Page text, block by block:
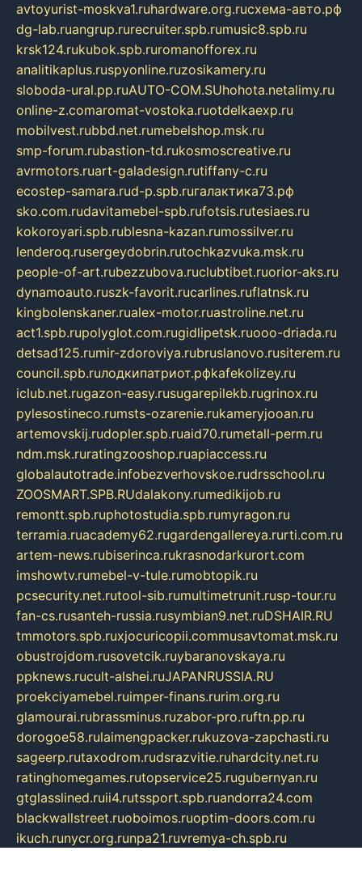
avtoyurist-moskva1.ruhardware.org.ruсхема-авто.рф
dg-lab.ruangrup.rurecruiter.spb.rumusic8.spb.ru
krsk124.rukubok.spb.ruromanofforex.ru
analitikaplus.ruspyonline.ruzosikamery.ru
sloboda-ural.pp.ruAUTO-COM.SUhohota.netalimy.ru
online-z.comaromat-vostoka.ruotdelkaexp.ru
mobilvest.rubbd.net.rumebelshop.msk.ru
smp-forum.rubastion-td.rukosmoscreative.ru
avrmotors.ruart-galadesign.rutiffany-c.ru
ecostep-samara.rud-p.spb.ruгалактика73.рф
sko.com.rudavitamebel-spb.rufotsis.rutesiaes.ru
kokoroyari.spb.rublesna-kazan.rumossilver.ru
lenderoq.rusergeydobrin.rutochkazvuka.msk.ru
people-of-art.rubezzubova.ruclubtibet.ruorior-aks.ru
dynamoauto.ruszk-favorit.rucarlines.ruflatnsk.ru
kingbolenskaner.rualex-motor.ruastroline.net.ru
act1.spb.rupolyglot.com.rugidlipetsk.ruooo-driada.ru
detsad125.rumir-zdoroviya.rubruslanovo.rusiterem.ru
council.spb.ruлодкипатриот.рфkafekolizey.ru
iclub.net.rugazon-easy.rusugarepilekb.rugrinox.ru
pylesostineco.rumsts-ozarenie.rukameryjooan.ru
artemovskij.rudopler.spb.ruaid70.rumetall-perm.ru
ndm.msk.ruratingzooshop.ruapiaccess.ru
globalautotrade.infobezverhovskoe.rudrsschool.ru
ZOOSMART.SPB.RUdalakony.rumedikijob.ru
remontt.spb.ruphotostudia.spb.rumyragon.ru
terramia.ruacademy62.rugardengallereya.rurti.com.ru
artem-news.rubiserinca.rukrasnodarkurort.com
imshowtv.rumebel-v-tule.rumobtopik.ru
pcsecurity.net.rutool-sib.rumultimetrunit.rusp-tour.ru
fan-cs.rusanteh-russia.rusymbian9.net.ruDSHAIR.RU
tmmotors.spb.ruxjocuricopii.commusavtomat.msk.ru
obustrojdom.rusovetcik.ruybaranovskaya.ru
ppknews.rucult-alshei.ruJAPANRUSSIA.RU
proekciyamebel.ruimper-finans.rurim.org.ru
glamourai.rubrassminus.ruzabor-pro.ruftn.pp.ru
dorogoe58.rulaimengpacker.rukuzova-zapchasti.ru
sageerp.rutaxodrom.rudsrazvitie.ruhardcity.net.ru
ratinghomegames.rutopservice25.rugubernyan.ru
gtglasslined.ruii4.rutssport.spb.ruandorra24.com
blackwallstreet.ruoboimos.ruoptim-doors.com.ru
ikuch.runycr.org.runpa21.ruvremya-ch.spb.ru